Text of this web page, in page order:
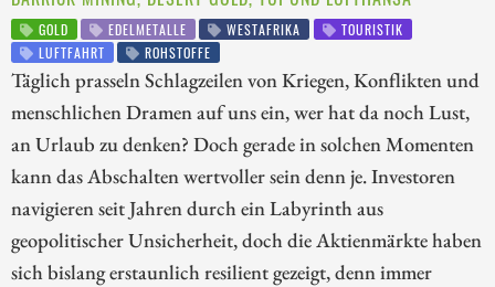
GOLD EDELMETALLE WESTAFRIKA
TOURISTIK
LUFTFAHRT
ROHSTOFFE
Täglich prasseln Schlagzeilen von Kriegen, Konflikten und
menschlichen Dramen auf uns ein, wer hat da noch Lust,
an Urlaub zu denken? Doch gerade in solchen Momenten
kann das Abschalten wertvoller sein denn je. Investoren
navigieren seit Jahren durch ein Labyrinth aus
geopolitischer Unsicherheit, doch die Aktienmärkte haben
sich bislang erstaunlich resilient gezeigt, denn immer